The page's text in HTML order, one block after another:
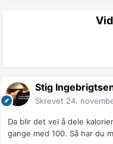
Stig
Skrevet 24.
Da blir det vel å dele
gange med 100. Så har du